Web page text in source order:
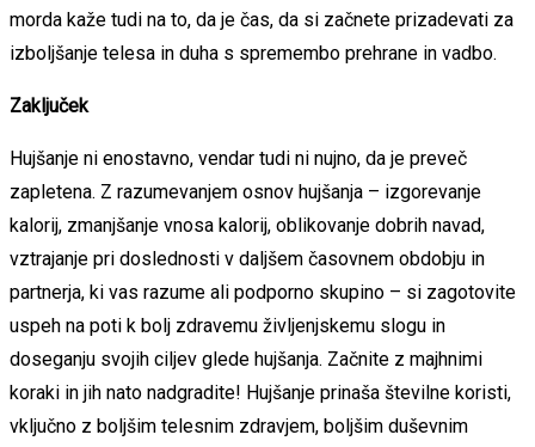
morda kaže tudi na to, da je čas, da si začnete prizadevati za
izboljšanje telesa in duha s spremembo prehrane in vadbo.
Zaključek
Hujšanje ni enostavno, vendar tudi ni nujno, da je preveč
zapletena. Z razumevanjem osnov hujšanja – izgorevanje
kalorij, zmanjšanje vnosa kalorij, oblikovanje dobrih navad,
vztrajanje pri doslednosti v daljšem časovnem obdobju in
partnerja, ki vas razume ali podporno skupino – si zagotovite
uspeh na poti k bolj zdravemu življenjskemu slogu in
doseganju svojih ciljev glede hujšanja. Začnite z majhnimi
koraki in jih nato nadgradite! Hujšanje prinaša številne koristi,
vključno z boljšim telesnim zdravjem, boljšim duševnim